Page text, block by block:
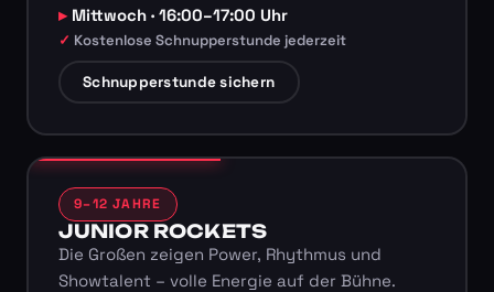
Mittwoch · 16:00–17:00 Uhr
Kostenlose Schnupperstunde jederzeit
Schnupperstunde sichern
9–12 JAHRE
JUNIOR ROCKETS
Die Großen zeigen Power, Rhythmus und
Showtalent – volle Energie auf der Bühne.